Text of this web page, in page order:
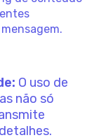
O uso de
não só